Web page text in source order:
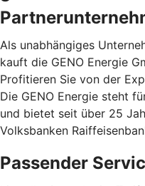
Als unabhängiges
kauft die GENO Energie
Profitieren Sie von der
Die GENO Energie steht
und bietet seit über 25
Volksbanken
Passender